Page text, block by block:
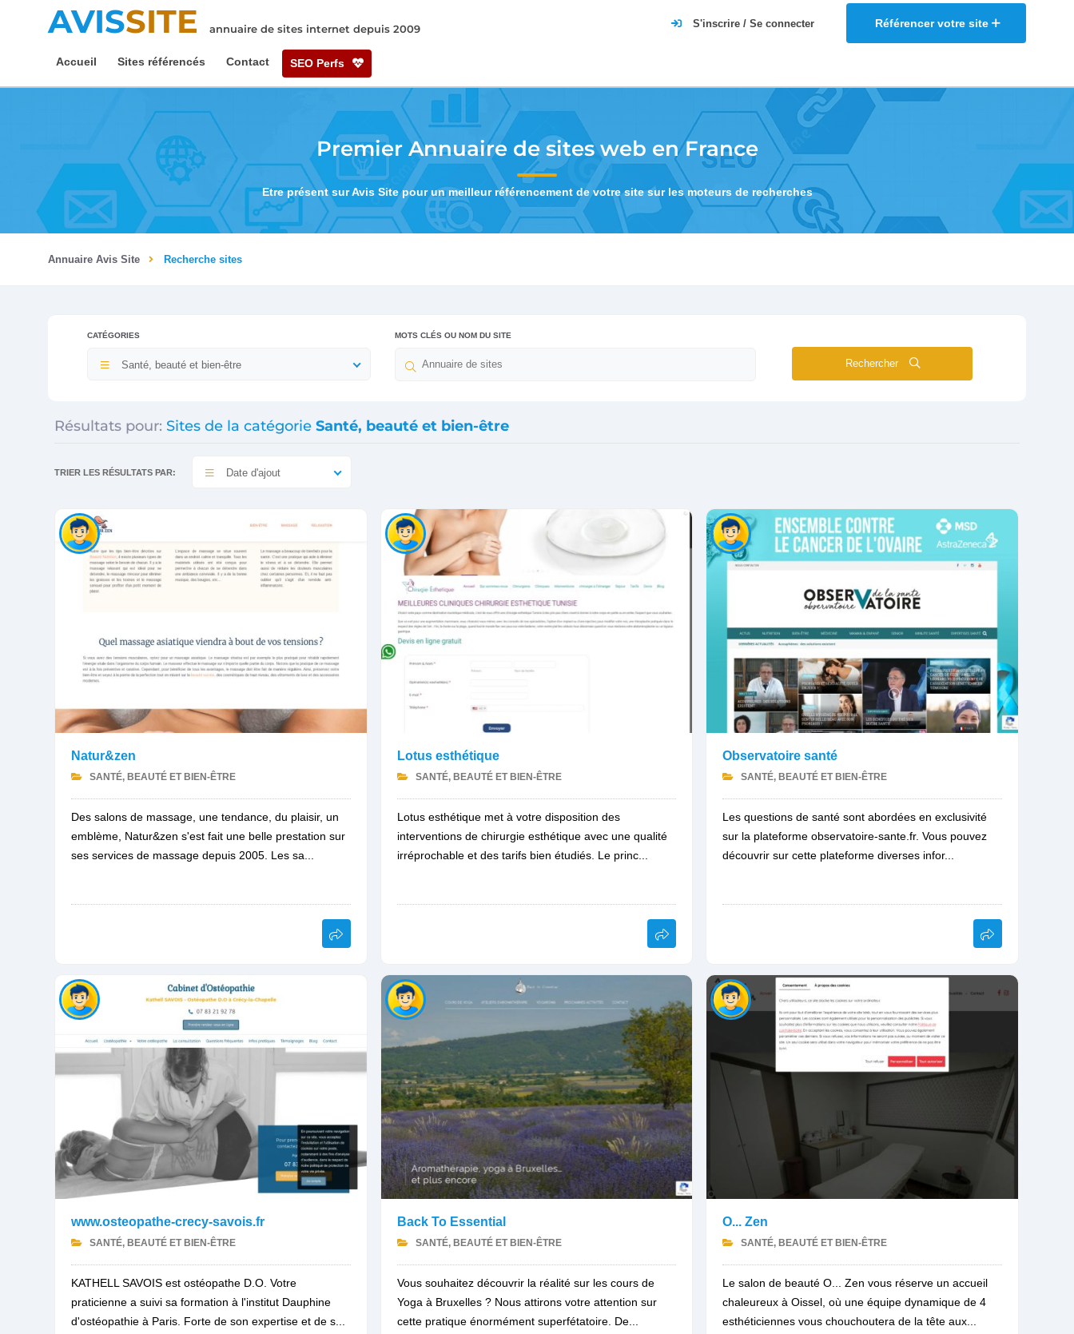
AVISSITE annuaire de sites internet depuis 2009 Référencer votre site
S'inscrire / Se connecter
Accueil Sites référencés Contact SEO Perfs
Premier Annuaire de sites web en France
Etre présent sur Avis Site pour un meilleur référencement de votre site sur les moteurs de recherches
Annuaire Avis Site Recherche sites
CATÉGORIES
Santé, beauté et bien-être
MOTS CLÉS OU NOM DU SITE
Rechercher
Résultats pour: Sites de la catégorie Santé, beauté et bien-être
TRIER LES RÉSULTATS PAR: Date d'ajout
Natur&zen
SANTÉ, BEAUTÉ ET BIEN-ÊTRE
Des salons de massage, une tendance, du plaisir, un
emblème, Natur&zen s'est fait une belle prestation sur
ses services de massage depuis 2005. Les sa...
Lotus esthétique
SANTÉ, BEAUTÉ ET BIEN-ÊTRE
Lotus esthétique met à votre disposition des
interventions de chirurgie esthétique avec une qualité
irréprochable et des tarifs bien étudiés. Le princ...
Observatoire santé
SANTÉ, BEAUTÉ ET BIEN-ÊTRE
Les questions de santé sont abordées en exclusivité
sur la plateforme observatoire-sante.fr. Vous pouvez
découvrir sur cette plateforme diverses infor...
www.osteopathe-crecy-savois.fr
SANTÉ, BEAUTÉ ET BIEN-ÊTRE
KATHELL SAVOIS est ostéopathe D.O. Votre
praticienne a suivi sa formation à l'institut Dauphine
d'ostéopathie à Paris. Forte de son expertise et de s...
Back To Essential
SANTÉ, BEAUTÉ ET BIEN-ÊTRE
Vous souhaitez découvrir la réalité sur les cours de
Yoga à Bruxelles ? Nous attirons votre attention sur
cette pratique énormément superfétatoire. De...
O... Zen
SANTÉ, BEAUTÉ ET BIEN-ÊTRE
Le salon de beauté O... Zen vous réserve un accueil
chaleureux à Oissel, où une équipe dynamique de 4
esthéticiennes vous chouchoutera de la tête aux...